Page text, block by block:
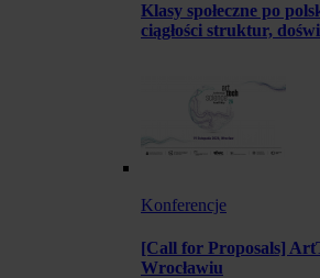
Klasy społeczne po
ciągłości struktur,
Konferencje
[Call for Proposals]
Wrocławiu